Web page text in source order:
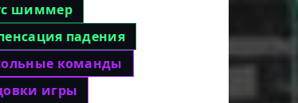
шиммер
падения
команды
игры